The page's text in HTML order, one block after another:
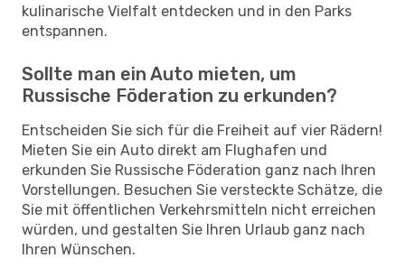
kulinarische Vielfalt entdecken und in den Parks
entspannen.
Sollte man ein Auto mieten, um
Russische Föderation zu erkunden?
Entscheiden Sie sich für die Freiheit auf vier Rädern!
Mieten Sie ein Auto direkt am Flughafen und
erkunden Sie Russische Föderation ganz nach Ihren
Vorstellungen. Besuchen Sie versteckte Schätze, die
Sie mit öffentlichen Verkehrsmitteln nicht erreichen
würden, und gestalten Sie Ihren Urlaub ganz nach
Ihren Wünschen.